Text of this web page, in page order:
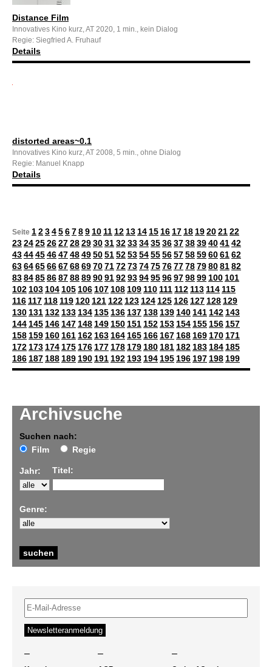
Archivsuche
Suchen nach:
Film
Regie
Jahr: Titel:
Genre:
Distance Film
Innovatives Kino kurz, AT 2020, 1 min., kein Dialog
Regie: Siegfried A. Fruhauf
Details
distorted areas~0.1
Innovatives Kino kurz, AT 2008, 5 min., ohne Dialog
Regie: Manuel Knapp
Details
Seite 123456789 10 11 12 13 14 15 16 17 18 19202122
2324252627282930313233343536373839404142
4344454647484950515253545556575859606162
6364656667686970717273747576777879808182
8384858687888990919293949596979899 100 101
102 103 104 105 106 107 108 109 110 111 112 113 114 115
116 117 118 119 120 121 122 123 124 125 126 127 128 129
130 131 132 133 134 135 136 137 138 139 140 141 142 143
144 145 146 147 148 149 150 151 152 153 154 155 156 157
158 159 160 161 162 163 164 165 166 167 168 169 170 171
172 173 174 175 176 177 178 179 180 181 182 183 184 185
186 187 188 189 190 191 192 193 194 195 196 197 198 199
– – –